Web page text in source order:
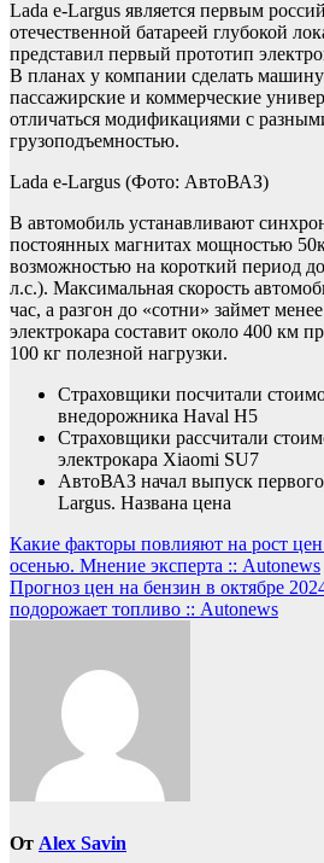
Lada e-Largus является первым
отечественной батареей глубокой
представил первый прототип
В планах у компании сделать машину
пассажирские и коммерческие
отличаться модификациями с
грузоподъемностью.
Lada e-Largus (Фото: АвтоВАЗ)
В автомобиль устанавливают
постоянных магнитах мощностью
возможностью на короткий период
л.с.). Максимальная скорость
час, а разгон до «сотни» займет
электрокара составит около 400 км
100 кг полезной нагрузки.
Страховщики посчитали
внедорожника Haval H5
Страховщики рассчитали
электрокара Xiaomi SU7
АвтоВАЗ начал выпуск первого
Largus. Названа цена
Навигация
по
записям
Какие факторы повлияют на рост
осенью. Мнение эксперта :: Autonews
Прогноз цен на бензин в октябре
подорожает топливо :: Autonews
От Alex Savin